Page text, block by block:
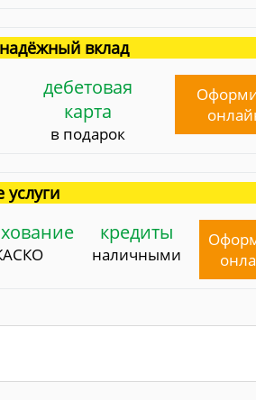
вклад
дебетовая
карта
в подарок
кредиты
наличными